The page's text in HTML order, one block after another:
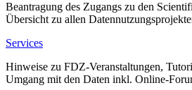
Beantragung des Zugangs zu den
Übersicht zu allen
Services
Hinweise zu FDZ-Veranstaltungen,
Umgang mit den Daten inkl. Online-